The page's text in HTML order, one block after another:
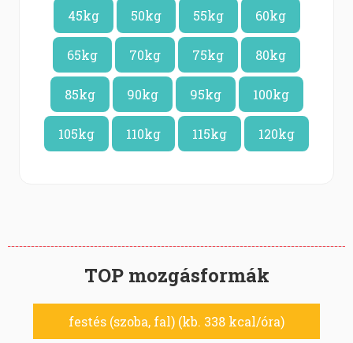
45kg 50kg 55kg 60kg
65kg 70kg 75kg 80kg
85kg 90kg 95kg 100kg
105kg 110kg 115kg 120kg
TOP mozgásformák
festés (szoba, fal) (kb. 338 kcal/óra)